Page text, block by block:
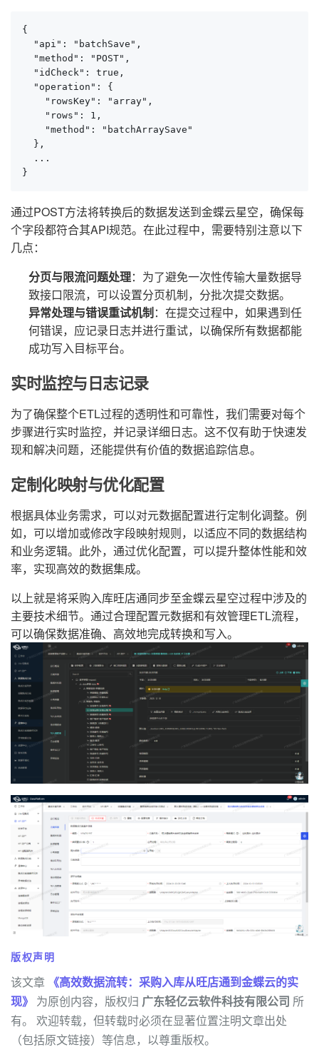
{
  "api": "batchSave",
  "method": "POST",
  "idCheck": true,
  "operation": {
    "rowsKey": "array",
    "rows": 1,
    "method": "batchArraySave"
  },
  ...
}
通过POST方法将转换后的数据发送到金蝶云星空，确保每
个字段都符合其API规范。在此过程中，需要特别注意以下
几点：
分页与限流问题处理：为了避免一次性传输大量数据导
致接口限流，可以设置分页机制，分批次提交数据。
异常处理与错误重试机制：在提交过程中，如果遇到任
何错误，应记录日志并进行重试，以确保所有数据都能
成功写入目标平台。
实时监控与日志记录
为了确保整个ETL过程的透明性和可靠性，我们需要对每个
步骤进行实时监控，并记录详细日志。这不仅有助于快速发
现和解决问题，还能提供有价值的数据追踪信息。
定制化映射与优化配置
根据具体业务需求，可以对元数据配置进行定制化调整。例
如，可以增加或修改字段映射规则，以适应不同的数据结构
和业务逻辑。此外，通过优化配置，可以提升整体性能和效
率，实现高效的数据集成。
以上就是将采购入库旺店通同步至金蝶云星空过程中涉及的
主要技术细节。通过合理配置元数据和有效管理ETL流程，
可以确保数据准确、高效地完成转换和写入。
版权声明
该文章 《高效数据流转：采购入库从旺店通到金蝶云的实
现》 为原创内容，版权归 广东轻亿云软件科技有限公司 所
有。 欢迎转载，但转载时必须在显著位置注明文章出处
（包括原文链接）等信息，以尊重版权。